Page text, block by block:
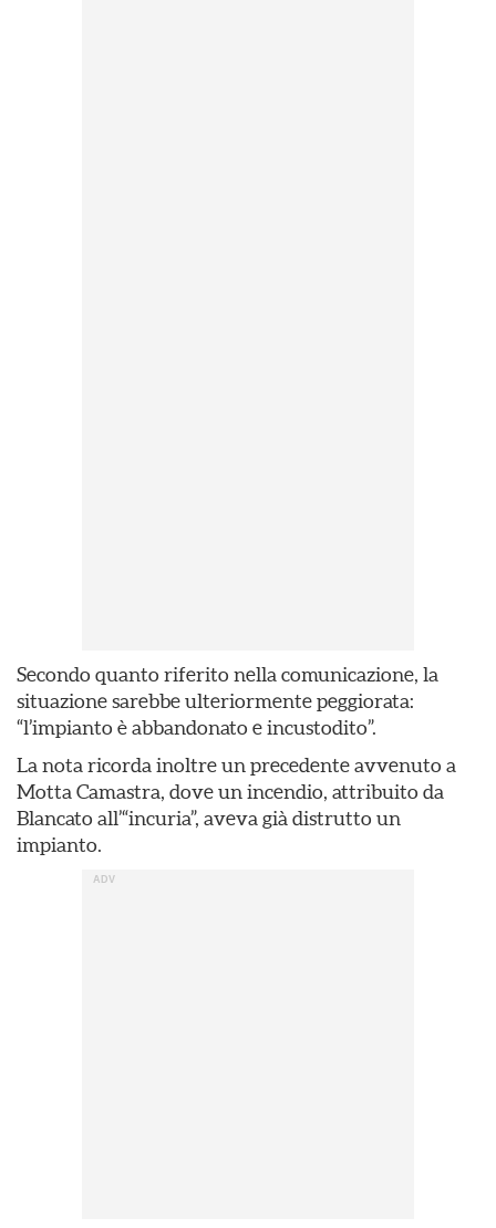
Secondo quanto riferito nella comunicazione, la
situazione sarebbe ulteriormente peggiorata:
“l’impianto è abbandonato e incustodito”.
La nota ricorda inoltre un precedente avvenuto a
Motta Camastra, dove un incendio, attribuito da
Blancato all’“incuria”, aveva già distrutto un
impianto.